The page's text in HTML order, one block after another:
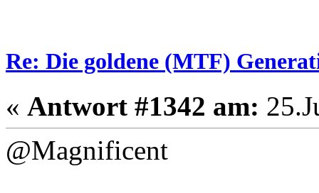
Re: Die goldene (MTF)
« Antwort #1342 am:
@Magnificent